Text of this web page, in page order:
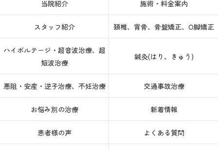
当院紹介 施術・料金案内
スタッフ紹介 頚椎、背骨、骨盤矯正、O脚矯正
ハイボルテージ・超音波治療、超
短波治療
鍼灸(はり、きゅう)
悪阻・安産・逆子治療、不妊治療 交通事故治療
お悩み別の治療 新着情報
患者様の声 よくある質問